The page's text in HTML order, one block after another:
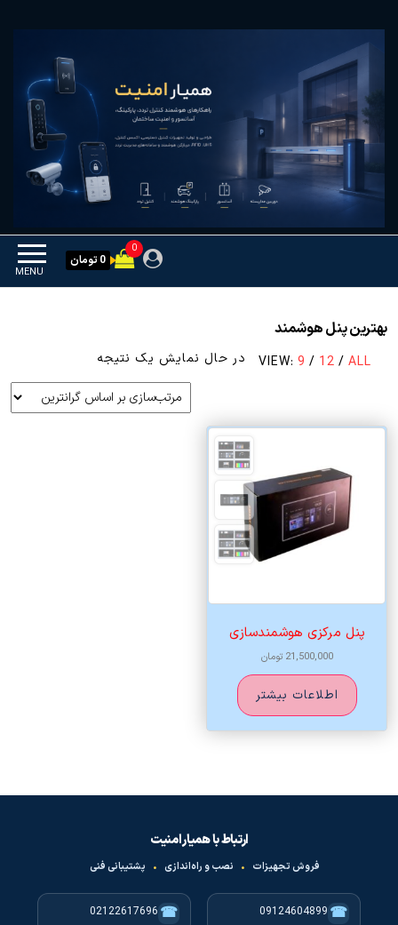
همیار امنیت
MENU
0
0 تومان
بهترین پنل هوشمند
VIEW: 9 / 12 / ALL در حال نمایش یک نتیجه
پنل مرکزی هوشمندسازی
21,500,000 تومان
اطلاعات بیشتر
ارتباط با همیار امنیت
فروش تجهیزات • نصب و راه‌اندازی • پشتیبانی فنی
☎
09124604899
☎
02122617696